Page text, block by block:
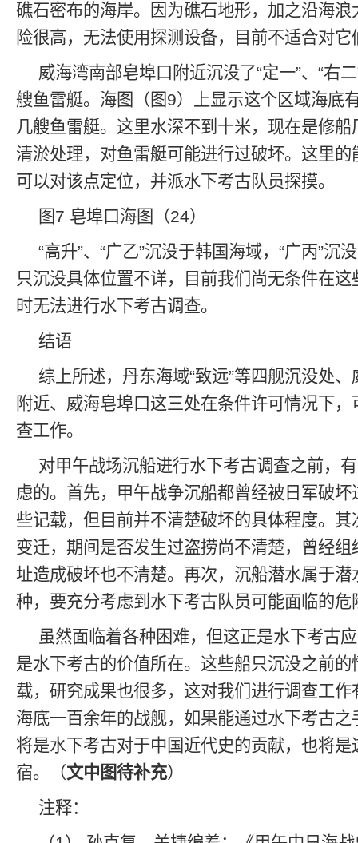
礁石密布的海岸。因为礁石地形，加之沿海
险很高，无法使用探测设备，目前不适合对它
威海湾南部皂埠口附近沉没了“定一”、“右二
艘鱼雷艇。海图（图9）上显示这个区域海底
几艘鱼雷艇。这里水深不到十米，现在是修
清淤处理，对鱼雷艇可能进行过破坏。这里
可以对该点定位，并派水下考古队员探摸。
图7 皂埠口海图（24）
“高升”、“广乙”沉没于韩国海域，“广丙”沉
只沉没具体位置不详，目前我们尚无条件在
时无法进行水下考古调查。
结语
综上所述，丹东海域“致远”等四舰沉没处
附近、威海皂埠口这三处在条件许可情况下
查工作。
对甲午战场沉船进行水下考古调查之前，
虑的。首先，甲午战争沉船都曾经被日军破
些记载，但目前并不清楚破坏的具体程度。
变迁，期间是否发生过盗捞尚不清楚，曾经
址造成破坏也不清楚。再次，沉船潜水属于
种，要充分考虑到水下考古队员可能面临的危
虽然面临着各种困难，但这正是水下考古
是水下考古的价值所在。这些船只沉没之前
载，研究成果也很多，这对我们进行调查工
海底一百余年的战舰，如果能通过水下考古
将是水下考古对于中国近代史的贡献，也将
宿。（文中图待补充）
注释：